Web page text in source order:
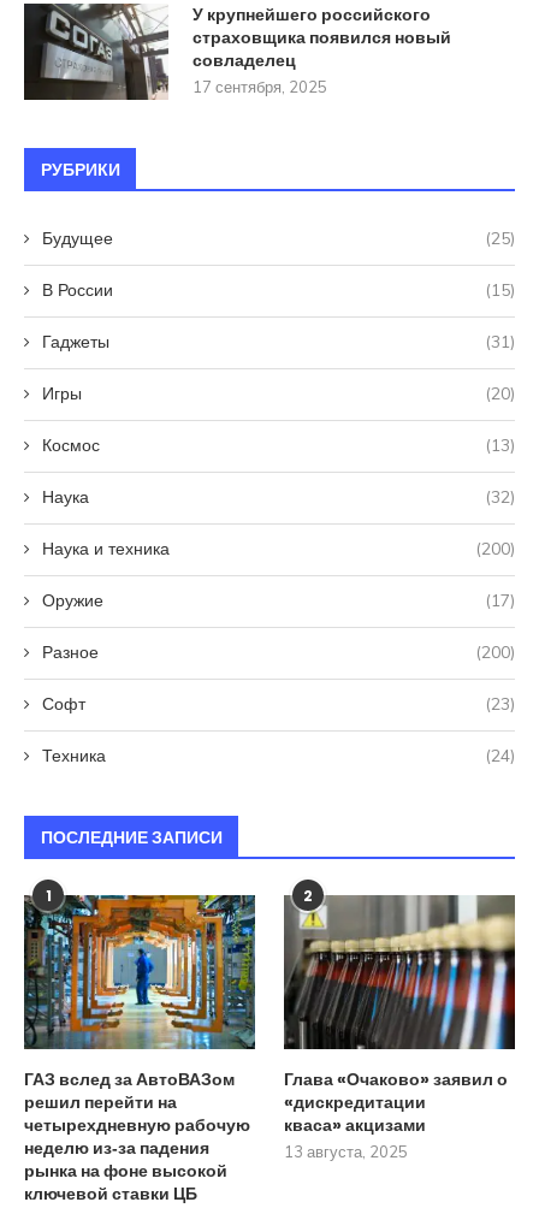
У крупнейшего российского
страховщика появился новый
совладелец
17 сентября, 2025
РУБРИКИ
Будущее (25)
В России (15)
Гаджеты (31)
Игры (20)
Космос (13)
Наука (32)
Наука и техника (200)
Оружие (17)
Разное (200)
Софт (23)
Техника (24)
ПОСЛЕДНИЕ ЗАПИСИ
1
ГАЗ вслед за АвтоВАЗом
решил перейти на
четырехдневную рабочую
неделю из‑за падения
рынка на фоне высокой
ключевой ставки ЦБ
2
Глава «Очаково» заявил о
«дискредитации
кваса» акцизами
13 августа, 2025